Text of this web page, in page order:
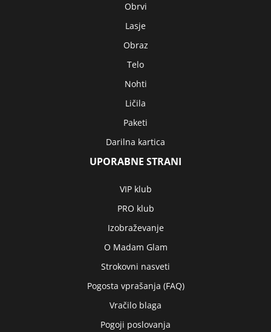
Obrvi
Lasje
Obraz
Telo
Nohti
Ličila
Paketi
Darilna kartica
UPORABNE STRANI
VIP klub
PRO klub
Izobraževanje
O Madam Glam
Strokovni nasveti
Pogosta vprašanja (FAQ)
Vračilo blaga
Pogoji poslovanja